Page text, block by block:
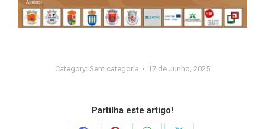
Category: Sem categoria 17 de Junho, 2025
Partilha este artigo!